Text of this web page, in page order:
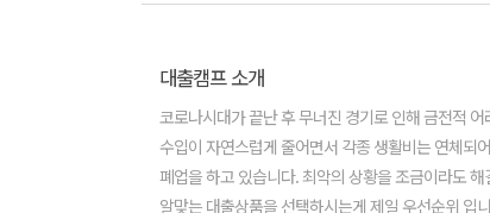
대출캠프 소개
코로나시대가 끝난 후 무너진 경기로 인해 금전적
수입이 자연스럽게 줄어면서 각종 생활비는 연체되
폐업을 하고 있습니다. 최악의 상황을 조금이라도
알맞는 대출상품을 선택하시는게 제일 우선순위 입